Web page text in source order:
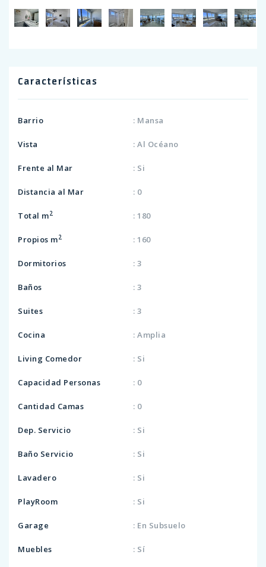
Características
Barrio : Mansa
Vista : Al Océano
Frente al Mar : Si
Distancia al Mar : 0
Total m2 : 180
Propios m2 : 160
Dormitorios : 3
Baños : 3
Suites : 3
Cocina : Amplia
Living Comedor : Si
Capacidad Personas : 0
Cantidad Camas : 0
Dep. Servicio : Si
Baño Servicio : Si
Lavadero : Si
PlayRoom : Si
Garage : En Subsuelo
Muebles : Sí